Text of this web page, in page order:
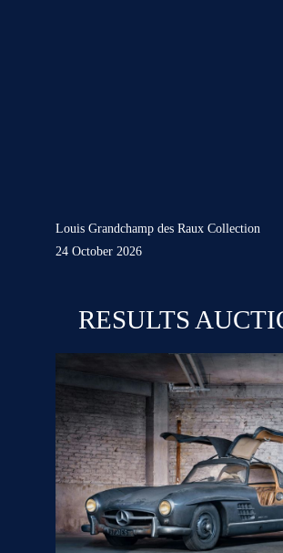
Louis Grandchamp des Raux Collection
24 October 2026
RESULTS